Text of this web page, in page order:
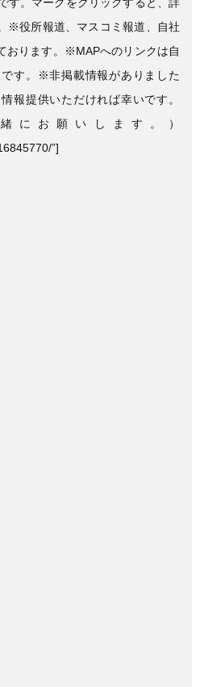
※役所報道、マスコミ報道、自社
おります。※MAPへのリンクは自
す。※非掲載情報がありました
報提供いただければ幸いです。
にお願いします。）
”]